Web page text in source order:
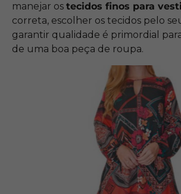
manejar os tecidos finos para
correta, escolher os tecidos pelo
garantir qualidade é primordial
de uma boa peça de roupa.